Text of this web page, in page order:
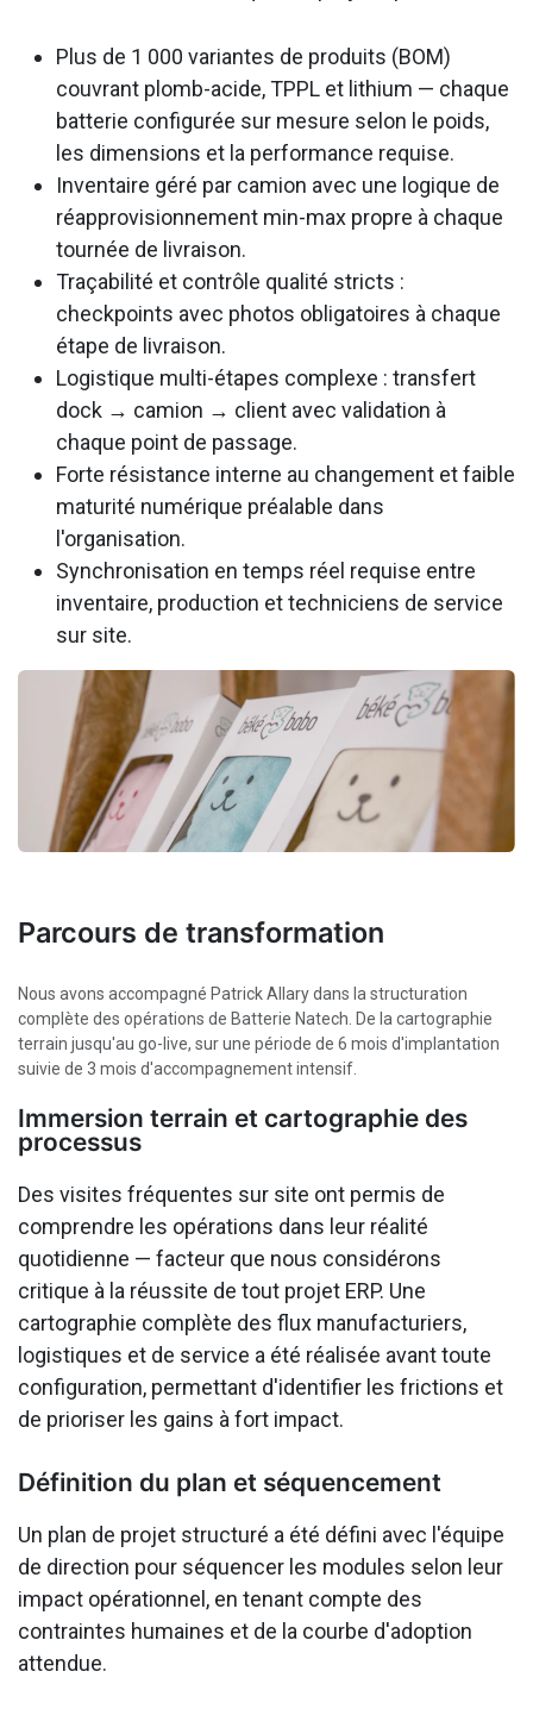
Plus de 1 000 variantes de produits (BOM)
couvrant plomb-acide, TPPL et lithium — chaque
batterie configurée sur mesure selon le poids,
les dimensions et la performance requise.
Inventaire géré par camion avec une logique de
réapprovisionnement min-max propre à chaque
tournée de livraison.
Traçabilité et contrôle qualité stricts :
checkpoints avec photos obligatoires à chaque
étape de livraison.
Logistique multi-étapes complexe : transfert
dock → camion → client avec validation à
chaque point de passage.
Forte résistance interne au changement et faible
maturité numérique préalable dans
l'organisation.
Synchronisation en temps réel requise entre
inventaire, production et techniciens de service
sur site.
Parcours de transformation
Nous avons accompagné Patrick Allary dans la structuration
complète des opérations de Batterie Natech. De la cartographie
terrain jusqu'au go-live, sur une période de 6 mois d'implantation
suivie de 3 mois d'accompagnement intensif.
Immersion terrain et cartographie des
processus
Des visites fréquentes sur site ont permis de
comprendre les opérations dans leur réalité
quotidienne — facteur que nous considérons
critique à la réussite de tout projet ERP. Une
cartographie complète des flux manufacturiers,
logistiques et de service a été réalisée avant toute
configuration, permettant d'identifier les frictions et
de prioriser les gains à fort impact.
Définition du plan et séquencement
Un plan de projet structuré a été défini avec l'équipe
de direction pour séquencer les modules selon leur
impact opérationnel, en tenant compte des
contraintes humaines et de la courbe d'adoption
attendue.